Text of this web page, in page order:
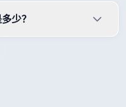
少？